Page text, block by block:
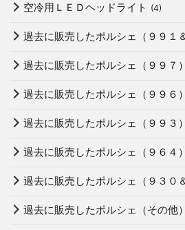
空冷用ＬＥＤヘッドライト (4)
過去に販売したポルシェ（９９１
過去に販売したポルシェ（９９７）
過去に販売したポルシェ（９９６）
過去に販売したポルシェ（９９３）
過去に販売したポルシェ（９６４）
過去に販売したポルシェ（９３０
過去に販売したポルシェ（その他）